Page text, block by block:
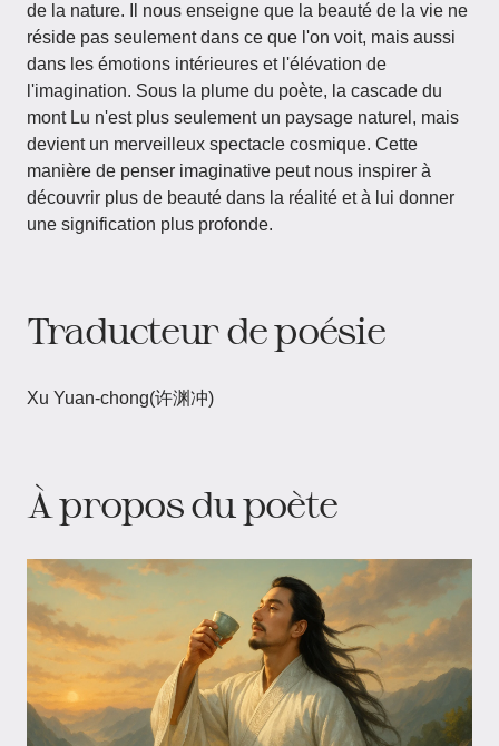
de la nature. Il nous enseigne que la beauté de la vie ne
réside pas seulement dans ce que l'on voit, mais aussi
dans les émotions intérieures et l'élévation de
l'imagination. Sous la plume du poète, la cascade du
mont Lu n'est plus seulement un paysage naturel, mais
devient un merveilleux spectacle cosmique. Cette
manière de penser imaginative peut nous inspirer à
découvrir plus de beauté dans la réalité et à lui donner
une signification plus profonde.
Traducteur de poésie
Xu Yuan-chong(许渊冲)
À propos du poète